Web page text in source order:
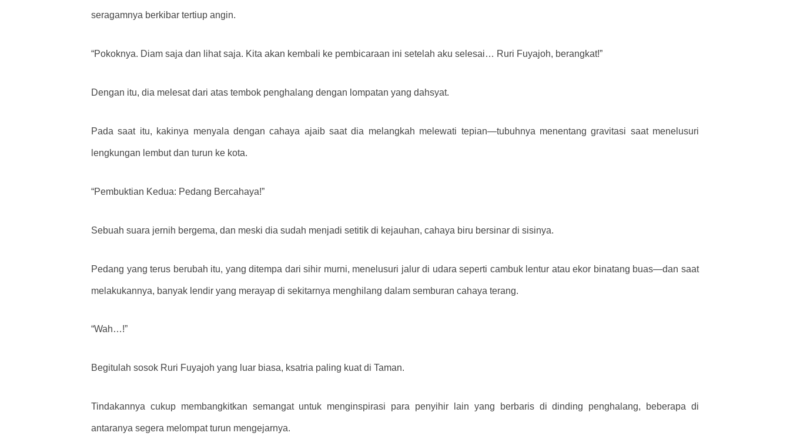
seragamnya berkibar tertiup angin.
“Pokoknya. Diam saja dan lihat saja. Kita akan kembali ke pembicaraan ini setelah aku selesai… Ruri Fuyajoh, berangkat!”
Dengan itu, dia melesat dari atas tembok penghalang dengan lompatan yang dahsyat.
Pada saat itu, kakinya menyala dengan cahaya ajaib saat dia melangkah melewati tepian—tubuhnya menentang gravitasi saat menelusuri
lengkungan lembut dan turun ke kota.
“Pembuktian Kedua: Pedang Bercahaya!”
Sebuah suara jernih bergema, dan meski dia sudah menjadi setitik di kejauhan, cahaya biru bersinar di sisinya.
Pedang yang terus berubah itu, yang ditempa dari sihir murni, menelusuri jalur di udara seperti cambuk lentur atau ekor binatang buas—dan saat
melakukannya, banyak lendir yang merayap di sekitarnya menghilang dalam semburan cahaya terang.
“Wah…!”
Begitulah sosok Ruri Fuyajoh yang luar biasa, ksatria paling kuat di Taman.
Tindakannya cukup membangkitkan semangat untuk menginspirasi para penyihir lain yang berbaris di dinding penghalang, beberapa di
antaranya segera melompat turun mengejarnya.